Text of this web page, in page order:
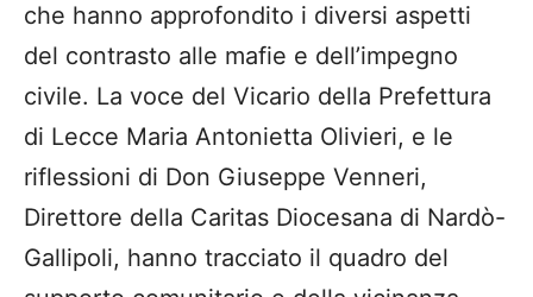
che hanno approfondito i diversi aspetti
del contrasto alle mafie e dell’impegno
civile. La voce del Vicario della Prefettura
di Lecce Maria Antonietta Olivieri, e le
riflessioni di Don Giuseppe Venneri,
Direttore della Caritas Diocesana di Nardò-
Gallipoli, hanno tracciato il quadro del